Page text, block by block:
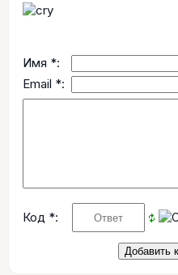
Имя *:
Email *:
Код *: